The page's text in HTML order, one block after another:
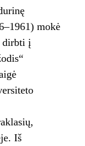
mokė
dirbti į
Iš